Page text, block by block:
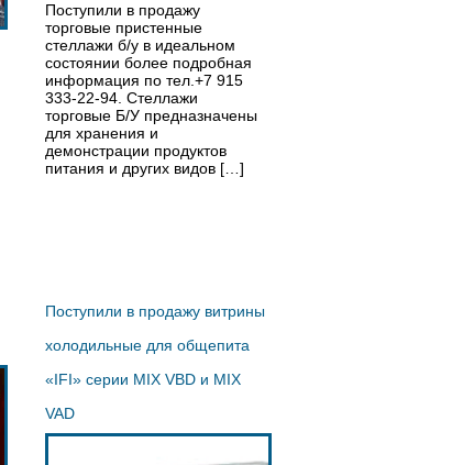
Поступили в продажу
торговые пристенные
стеллажи б/у в идеальном
состоянии более подробная
информация по тел.+7 915
333-22-94. Стеллажи
торговые Б/У предназначены
для хранения и
демонстрации продуктов
питания и других видов […]
Поступили в продажу витрины
холодильные для общепита
«IFI» серии MIX VBD и MIX
VAD